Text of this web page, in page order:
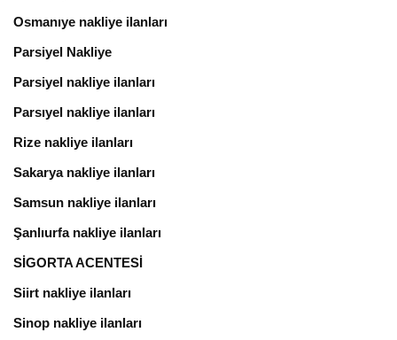
Osmanıye nakliye ilanları
Parsiyel Nakliye
Parsiyel nakliye ilanları
Parsıyel nakliye ilanları
Rize nakliye ilanları
Sakarya nakliye ilanları
Samsun nakliye ilanları
Şanlıurfa nakliye ilanları
SİGORTA ACENTESİ
Siirt nakliye ilanları
Sinop nakliye ilanları